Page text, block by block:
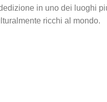
in uno dei luoghi
ricchi al mondo.